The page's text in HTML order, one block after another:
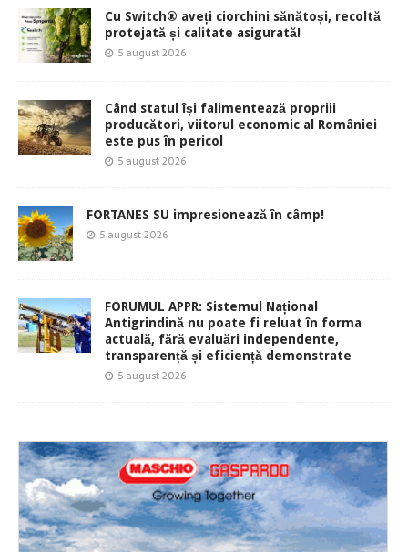
Cu Switch® aveți ciorchini sănătoși, recoltă
protejată și calitate asigurată!
5 august 2026
Când statul își falimentează propriii
producători, viitorul economic al României
este pus în pericol
5 august 2026
FORTANES SU impresionează în câmp!
5 august 2026
FORUMUL APPR: Sistemul Național
Antigrindină nu poate fi reluat în forma
actuală, fără evaluări independente,
transparență și eficiență demonstrate
5 august 2026